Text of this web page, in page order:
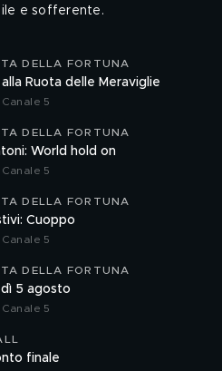
e sofferente.
DELLA FORTUNA
alla Ruota delle Meraviglie
5
DELLA FORTUNA
World hold on
5
DELLA FORTUNA
Cuoppo
5
DELLA FORTUNA
5 agosto
5
finale